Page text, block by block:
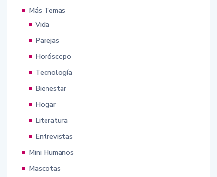
Más Temas
Vida
Parejas
Horóscopo
Tecnología
Bienestar
Hogar
Literatura
Entrevistas
Mini Humanos
Mascotas